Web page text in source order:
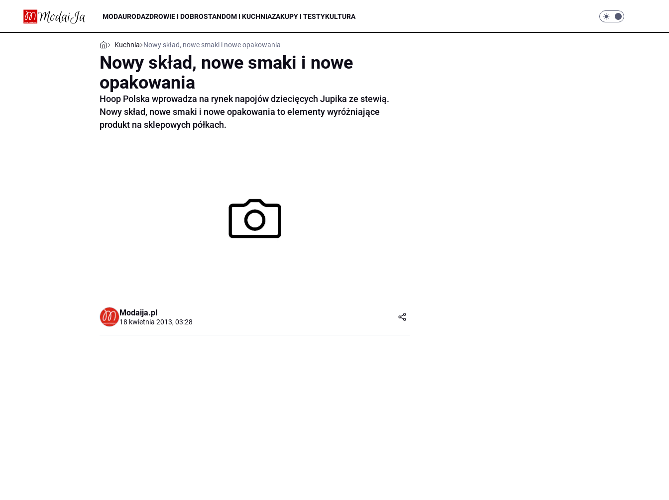
MODAURODAZDROWIE I DOBROSTANDOM I KUCHNIAZAKUPY I TESTYKULTURA
Kuchnia Nowy skład, nowe smaki i nowe opakowania
Nowy skład, nowe smaki i nowe
opakowania
Hoop Polska wprowadza na rynek napojów dziecięcych Jupika ze stewią.
Nowy skład, nowe smaki i nowe opakowania to elementy wyróżniające
produkt na sklepowych półkach.
Modaija.pl
18 kwietnia 2013, 03:28